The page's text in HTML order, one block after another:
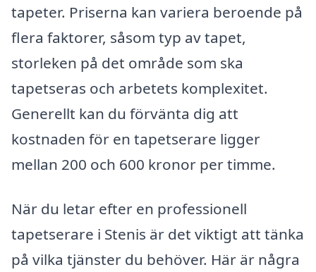
tapeter. Priserna kan variera beroende på
flera faktorer, såsom typ av tapet,
storleken på det område som ska
tapetseras och arbetets komplexitet.
Generellt kan du förvänta dig att
kostnaden för en tapetserare ligger
mellan 200 och 600 kronor per timme.
När du letar efter en professionell
tapetserare i Stenis är det viktigt att tänka
på vilka tjänster du behöver. Här är några